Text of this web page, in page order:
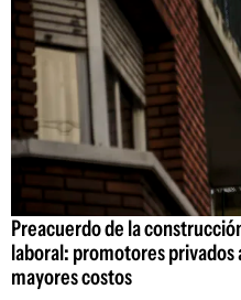
Preacuerdo de la
laboral: promotores
mayores costos